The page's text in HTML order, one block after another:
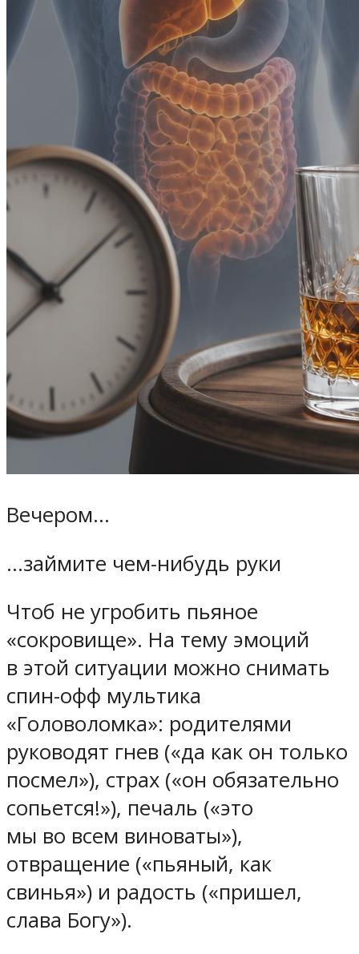
Вечером…
…займите чем-нибудь руки
Чтоб не угробить пьяное
«сокровище». На тему эмоций
в этой ситуации можно снимать
спин-офф мультика
«Головоломка»: родителями
руководят гнев («да как он только
посмел»), страх («он обязательно
сопьется!»), печаль («это
мы во всем виноваты»),
отвращение («пьяный, как
свинья») и радость («пришел,
слава Богу»).